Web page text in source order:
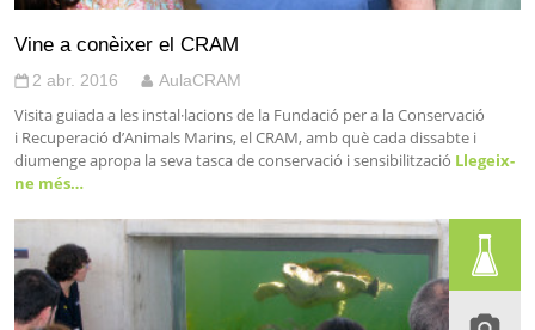
Vine a conèixer el CRAM
2 abr. 2016 AulaCRAM
Visita guiada a les instal·lacions de la Fundació per a la Conservació
i Recuperació d’Animals Marins, el CRAM, amb què cada dissabte i
diumenge apropa la seva tasca de conservació i sensibilització Llegeix-
ne més…